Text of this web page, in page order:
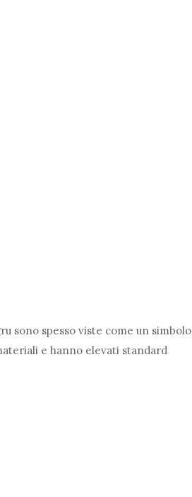
sono spesso viste come un simbolo
e hanno elevati standard